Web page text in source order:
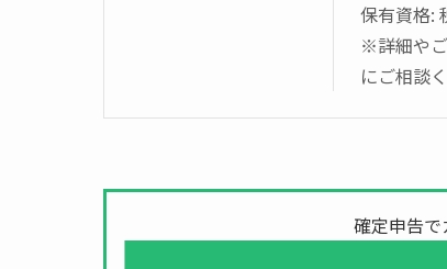
保有資格:
※詳細や
にご相談
確定申告